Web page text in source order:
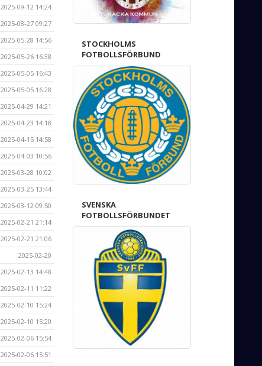
2025-09-12 14:24
2025-08-27 09:27
2025-05-28 14:56
2025-05-26 16:38
2025-05-05 16:43
2025-05-05 16:28
2025-04-29 14:21
2025-04-23 14:18
2025-04-15 14:58
2025-04-03 10:56
2025-03-28 10:02
2025-03-25 13:44
2025-03-12 09:50
2025-02-21 21:14
2025-02-21 21:06
2025-02-20
2025-02-13 14:48
2025-02-11 11:22
2025-02-10 15:24
2025-02-10 15:20
2025-02-06 15:54
2025-02-06 15:51
STOCKHOLMS
FOTBOLLSFÖRBUND
SVENSKA
FOTBOLLSFÖRBUNDET